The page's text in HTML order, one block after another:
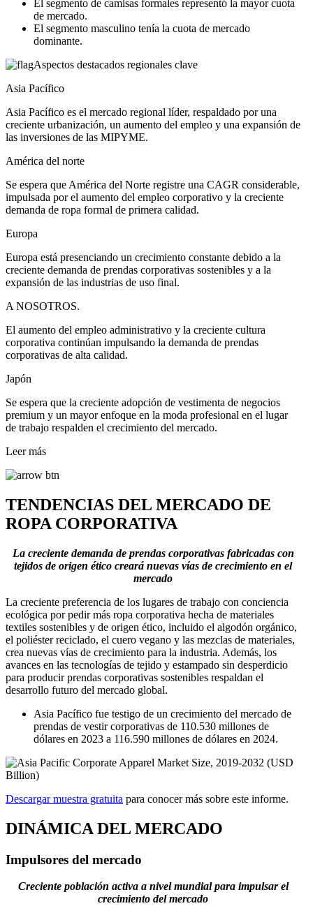
El segmento de camisas formales representó la mayor cuota
de mercado.
El segmento masculino tenía la cuota de mercado
dominante.
Aspectos destacados regionales clave
Asia Pacífico
Asia Pacífico es el mercado regional líder, respaldado por una
creciente urbanización, un aumento del empleo y una expansión de
las inversiones de las MIPYME.
América del norte
Se espera que América del Norte registre una CAGR considerable,
impulsada por el aumento del empleo corporativo y la creciente
demanda de ropa formal de primera calidad.
Europa
Europa está presenciando un crecimiento constante debido a la
creciente demanda de prendas corporativas sostenibles y a la
expansión de las industrias de uso final.
A NOSOTROS.
El aumento del empleo administrativo y la creciente cultura
corporativa continúan impulsando la demanda de prendas
corporativas de alta calidad.
Japón
Se espera que la creciente adopción de vestimenta de negocios
premium y un mayor enfoque en la moda profesional en el lugar
de trabajo respalden el crecimiento del mercado.
Leer más
TENDENCIAS DEL MERCADO DE
ROPA CORPORATIVA
La creciente demanda de prendas corporativas fabricadas con
tejidos de origen ético creará nuevas vías de crecimiento en el
mercado
La creciente preferencia de los lugares de trabajo con conciencia
ecológica por pedir más ropa corporativa hecha de materiales
textiles sostenibles y de origen ético, incluido el algodón orgánico,
el poliéster reciclado, el cuero vegano y las mezclas de materiales,
crea nuevas vías de crecimiento para la industria. Además, los
avances en las tecnologías de tejido y estampado sin desperdicio
para producir prendas corporativas sostenibles respaldan el
desarrollo futuro del mercado global.
Asia Pacífico fue testigo de un crecimiento del mercado de
prendas de vestir corporativas de 110.530 millones de
dólares en 2023 a 116.590 millones de dólares en 2024.
Descargar muestra gratuita para conocer más sobre este informe.
DINÁMICA DEL MERCADO
Impulsores del mercado
Creciente población activa a nivel mundial para impulsar el
crecimiento del mercado